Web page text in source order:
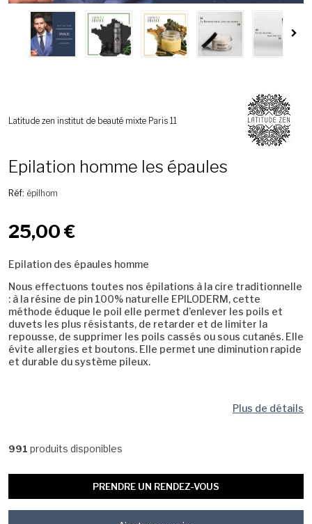
Latitude zen institut de beauté mixte Paris 11
Epilation homme les épaules
Réf: épilhom
25,00 €
Epilation des épaules homme
Nous effectuons toutes nos épilations à la cire traditionnelle
: à la résine de pin 100% naturelle EPILODERM, cette
méthode éduque le poil elle permet d’enlever les poils et
duvets les plus résistants, de retarder et de limiter la
repousse, de supprimer les poils cassés ou sous cutanés. Elle
évite allergies et boutons. Elle permet une diminution rapide
et durable du système pileux.
Plus de détails
991 produits disponibles
PRENDRE UN RENDEZ-VOUS